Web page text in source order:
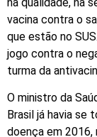
vacina contra o
que estão no
jogo contra o
turma da
O ministro da
Brasil já havia se
doença em